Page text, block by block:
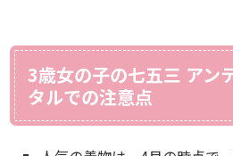
3歳女の子の七五三 アン
タルでの注意点